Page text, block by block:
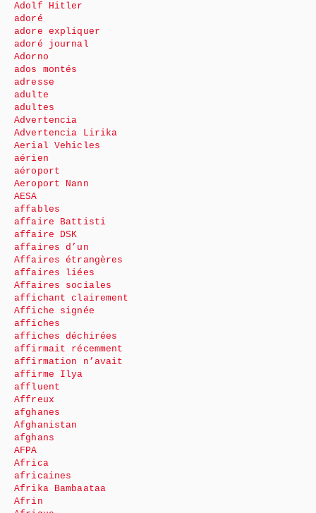
Adolf Hitler
adoré
adore expliquer
adoré journal
Adorno
ados montés
adresse
adulte
adultes
Advertencia
Advertencia Lirika
Aerial Vehicles
aérien
aéroport
Aeroport Nann
AESA
affables
affaire Battisti
affaire DSK
affaires d’un
Affaires étrangères
affaires liées
Affaires sociales
affichant clairement
Affiche signée
affiches
affiches déchirées
affirmait récemment
affirmation n’avait
affirme Ilya
affluent
Affreux
afghanes
Afghanistan
afghans
AFPA
Africa
africaines
Afrika Bambaataa
Afrin